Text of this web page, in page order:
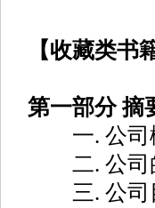
【收藏类书
第一部分 摘
一. 公司
二. 公司
三. 公司